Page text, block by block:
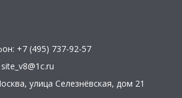
+7 (495) 737-92-57
site_v8@1c.ru
, улица Селезнёвская, дом 21